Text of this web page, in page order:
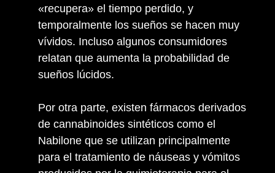
«recupera» el tiempo perdido, y
temporalmente los sueños se hacen muy
vívidos. Incluso algunos consumidores
relatan que aumenta la probabilidad de
sueños lúcidos.
Por otra parte, existen fármacos derivados
de cannabinoides sintéticos como el
Nabilone que se utilizan principalmente
para el tratamiento de náuseas y vómitos